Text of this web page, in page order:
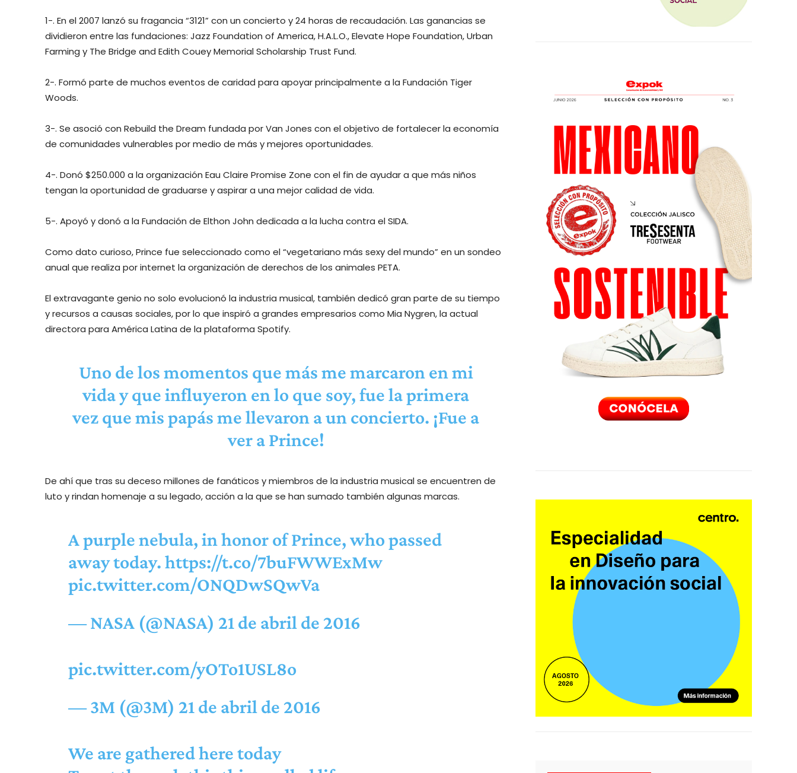
1-. En el 2007 lanzó su fragancia “3121” con un concierto y 24 horas de recaudación. Las ganancias se
dividieron entre las fundaciones: Jazz Foundation of America, H.A.L.O., Elevate Hope Foundation, Urban
Farming y The Bridge and Edith Couey Memorial Scholarship Trust Fund.
2-. Formó parte de muchos eventos de caridad para apoyar principalmente a la Fundación Tiger
Woods.
3-. Se asoció con Rebuild the Dream fundada por Van Jones con el objetivo de fortalecer la economía
de comunidades vulnerables por medio de más y mejores oportunidades.
4-. Donó $250.000 a la organización Eau Claire Promise Zone con el fin de ayudar a que más niños
tengan la oportunidad de graduarse y aspirar a una mejor calidad de vida.
5-. Apoyó y donó a la Fundación de Elthon John dedicada a la lucha contra el SIDA.
Como dato curioso, Prince fue seleccionado como el “vegetariano más sexy del mundo” en un sondeo
anual que realiza por internet la organización de derechos de los animales PETA.
El extravagante genio no solo evolucionó la industria musical, también dedicó gran parte de su tiempo
y recursos a causas sociales, por lo que inspiró a grandes empresarios como Mia Nygren, la actual
directora para América Latina de la plataforma Spotify.
Uno de los momentos que más me marcaron en mi
vida y que influyeron en lo que soy, fue la primera
vez que mis papás me llevaron a un concierto. ¡Fue a
ver a Prince!
De ahí que tras su deceso millones de fanáticos y miembros de la industria musical se encuentren de
luto y rindan homenaje a su legado, acción a la que se han sumado también algunas marcas.
A purple nebula, in honor of Prince, who passed
away today.https://t.co/7buFWWExMw
pic.twitter.com/ONQDwSQwVa
— NASA (@NASA) 21 de abril de 2016
pic.twitter.com/yOTo1USL8o
— 3M (@3M) 21 de abril de 2016
We are gathered here today